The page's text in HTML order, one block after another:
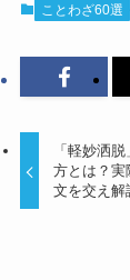
ことわざ60選
「軽妙洒
方とは？実
文を交え解